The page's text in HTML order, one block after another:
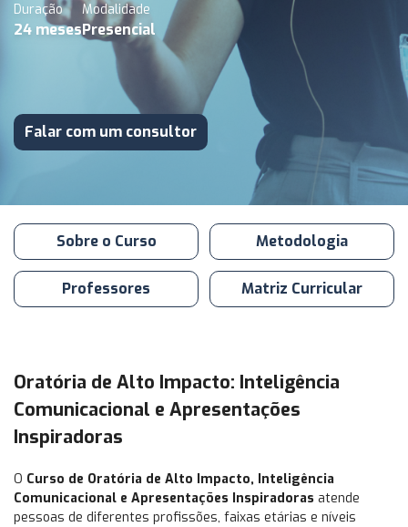
Duração
24 meses
Modalidade
Presencial
Falar com um consultor
Sobre o Curso Metodologia
Professores Matriz Curricular
Oratória de Alto Impacto: Inteligência
Comunicacional e Apresentações
Inspiradoras
O Curso de Oratória de Alto Impacto, Inteligência
Comunicacional e Apresentações Inspiradoras atende
pessoas de diferentes profissões, faixas etárias e níveis